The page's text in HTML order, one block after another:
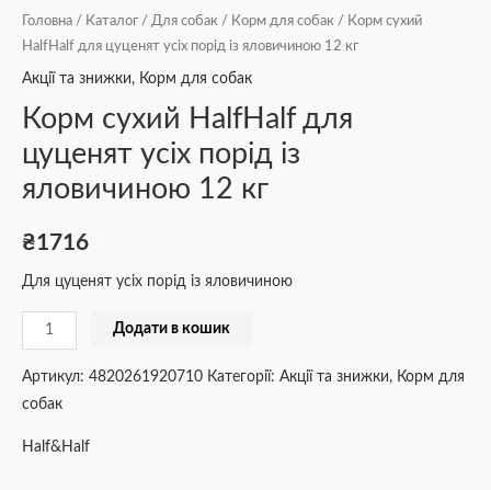
Головна / Каталог / Для собак / Корм для собак / Корм сухий
HalfHalf для цуценят усіх порід із яловичиною 12 кг
Акції та знижки, Корм для собак
Корм сухий HalfHalf для
цуценят усіх порід із
яловичиною 12 кг
₴1716
Для цуценят усіх порід із яловичиною
Додати в кошик
Артикул: 4820261920710 Категорії: Акції та знижки, Корм для
собак
Half&Half